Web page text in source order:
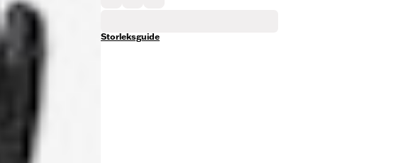
Storleksguide